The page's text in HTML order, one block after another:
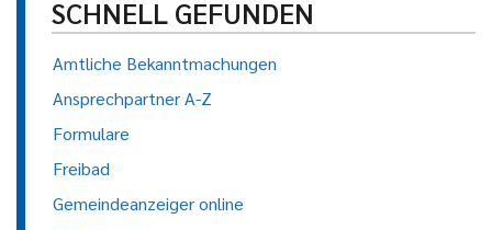
SCHNELL GEFUNDEN
Amtliche Bekanntmachungen
Ansprechpartner A-Z
Formulare
Freibad
Gemeindeanzeiger online